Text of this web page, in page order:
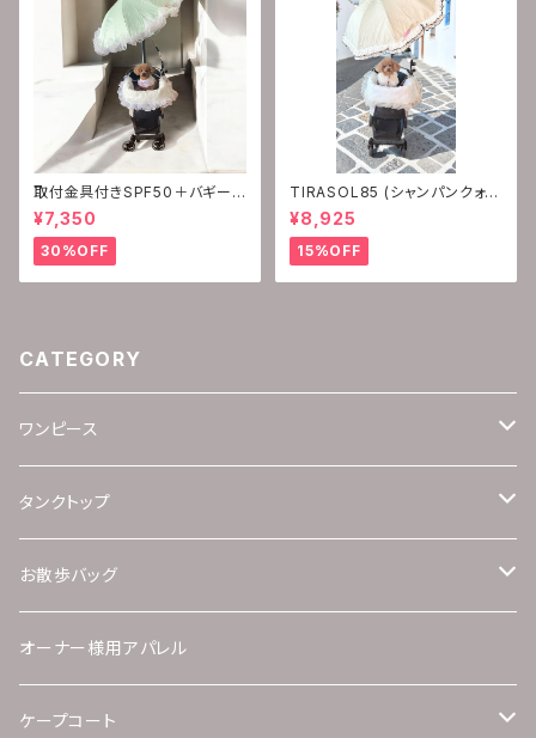
取付金具付きSPF50＋バギーパ
ラソル TIRASOL 限定グリー
ンサファイア
¥7,350
30%OFF
TIRASOL85 (シャンパンクォー
ツホワイトターコイズ）
¥8,925
15%OFF
CATEGORY
ワンピース
UVカットUPF+50＆接触冷感シリーズ
UVカットUPF+50シリーズ
保温機能性素材シリーズ
ツイードシリーズ
タンクトップ
UVカットUPF+50＆接触冷感
濡らしてひんやりスイングクールニット
UVカットUPF+50
お散歩バッグ
ワンピースとお揃い柄セット
タンクトップとお揃い柄セット
オーナー様用アパレル
ケープコート